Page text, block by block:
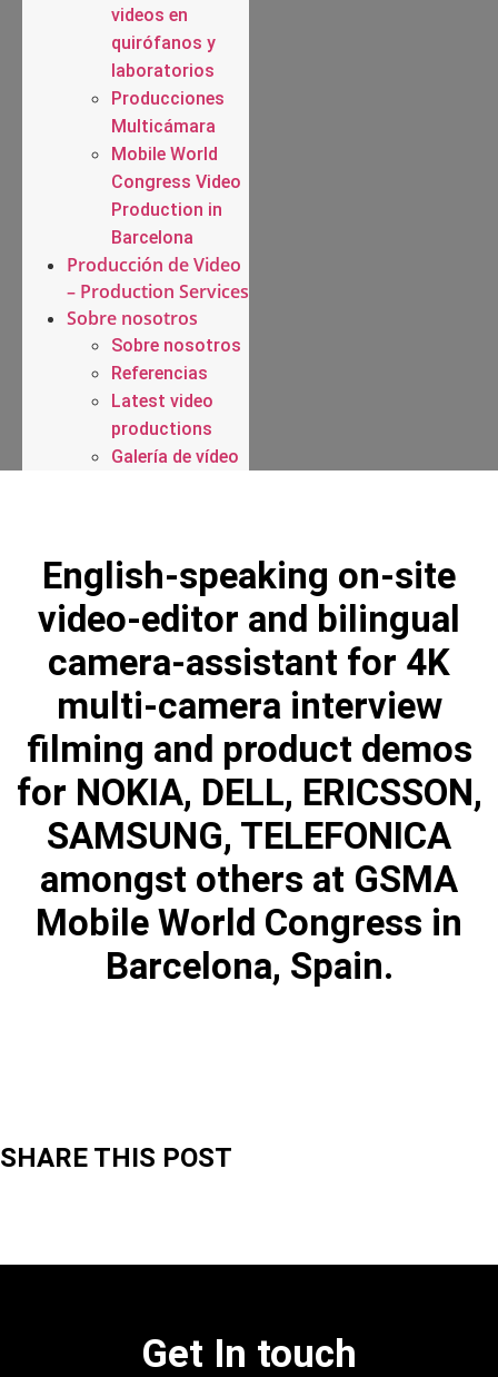
videos en
quirófanos y
laboratorios
Producciones
Multicámara
Mobile World
Congress Video
Production in
Barcelona
Producción de Video
– Production Services
Sobre nosotros
Sobre nosotros
Referencias
Latest video
productions
Galería de vídeo
English-speaking on-site
video-editor and bilingual
camera-assistant for 4K
multi-camera interview
filming and product demos
for NOKIA, DELL, ERICSSON,
SAMSUNG, TELEFONICA
amongst others at GSMA
Mobile World Congress in
Barcelona, Spain.
SHARE THIS POST
Get In touch